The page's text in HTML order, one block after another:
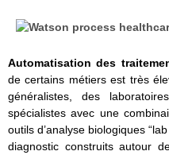
Automatisation des
de certains métiers est très
généralistes, des
spécialistes avec une
outils d’analyse biologiques
diagnostic construits autour